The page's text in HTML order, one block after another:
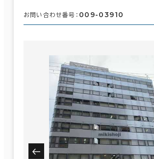
お問い合わせ番号： 009-03910